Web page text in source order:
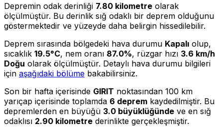
Depremin odak derinliği 7.80 kilometre olarak
ölçülmüştür. Bu derinlik sığ odaklı bir deprem olduğunu
göstermektedir ve yüzeyde daha belirgin hissedilebilir.
Deprem sırasında bölgedeki hava durumu Kapalı olup,
sıcaklık 19.5°C, nem oranı 87.0%, rüzgar hızı 3.6 km/h
Doğu olarak ölçülmüştür. Detaylı hava durumu bilgileri
için aşağıdaki bölüme bakabilirsiniz.
Son bir hafta içerisinde GIRIT noktasından 100 km
yarıçap içerisinde toplamda 6 deprem kaydedilmiştir. Bu
depremlerden en büyüğü 3.0 büyüklüğünde ve en sığ
odaklısı 2.90 kilometre derinlikte gerçekleşmiştir.